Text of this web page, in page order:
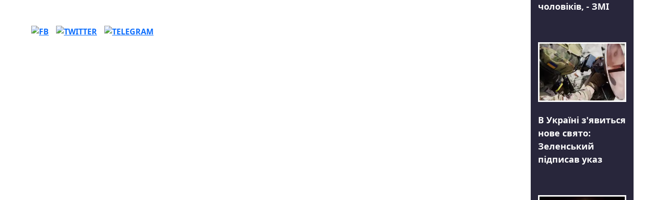
чоловіків, - ЗМІ
В Україні з'явиться
нове свято:
Зеленський
підписав указ